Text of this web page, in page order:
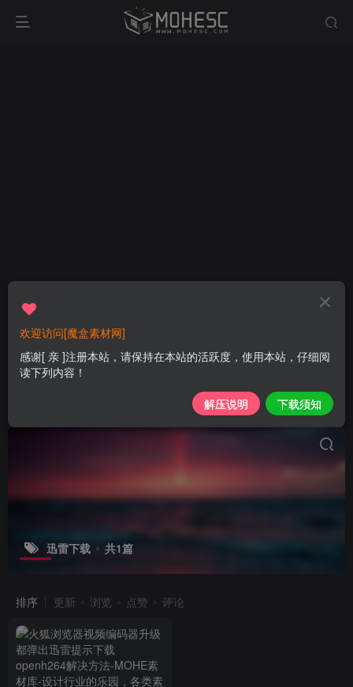
迅雷下载 共1篇
排序 更新 浏览 点赞 评论
欢迎访问[魔盒素材网]
感谢[ 亲 ]注册本站，请保持在本站的活跃度，使用本站，仔细阅
读下列内容！
解压说明 下载须知